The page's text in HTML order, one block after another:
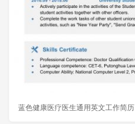
蓝色健康医疗医生通用英文工作简历